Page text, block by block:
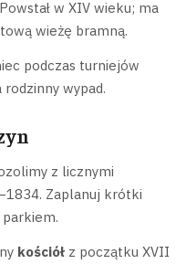
w XIV wieku; ma
wieżę bramną.
podczas turniejów
wypad.
z licznymi
Zaplanuj krótki
kościół z początku XVII